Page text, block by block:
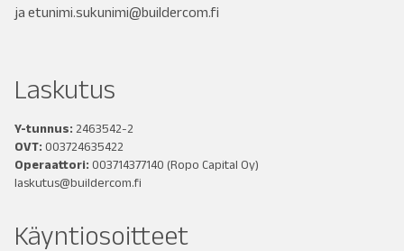
ja etunimi.sukunimi@buildercom.fi
Laskutus
Y-tunnus: 2463542-2
OVT: 003724635422
Operaattori: 003714377140 (Ropo Capital Oy)
laskutus@buildercom.fi
Käyntiosoitteet